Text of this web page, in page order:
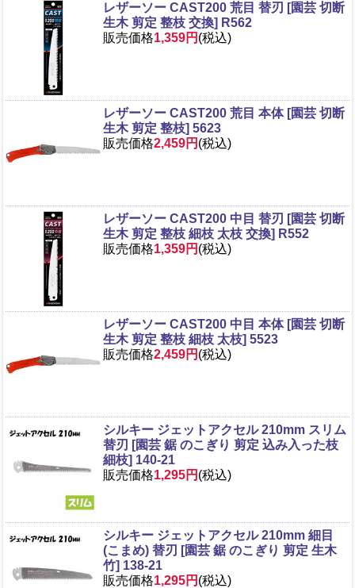
レザーソー CAST200 荒目 替刃 [園芸 切断
生木 剪定 整枝 交換] R562
販売価格1,359円 (税込)
レザーソー CAST200 荒目 本体 [園芸 切断
生木 剪定 整枝] 5623
販売価格2,459円 (税込)
レザーソー CAST200 中目 替刃 [園芸 切断
生木 剪定 整枝 細枝 太枝 交換] R552
販売価格1,359円 (税込)
レザーソー CAST200 中目 本体 [園芸 切断
生木 剪定 整枝 細枝 太枝] 5523
販売価格2,459円 (税込)
シルキー ジェットアクセル 210mm スリム
替刃 [園芸 鋸 のこぎり 剪定 込み入った枝
細枝] 140-21
販売価格1,295円 (税込)
シルキー ジェットアクセル 210mm 細目
(こまめ) 替刃 [園芸 鋸 のこぎり 剪定 生木
竹] 138-21
販売価格1,295円 (税込)